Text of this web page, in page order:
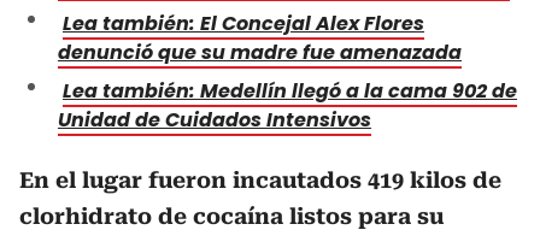
Lea también: El Concejal Alex Flores
denunció que su madre fue amenazada
Lea también: Medellín llegó a la cama 902 de
Unidad de Cuidados Intensivos
En el lugar fueron incautados 419 kilos de
clorhidrato de cocaína listos para su